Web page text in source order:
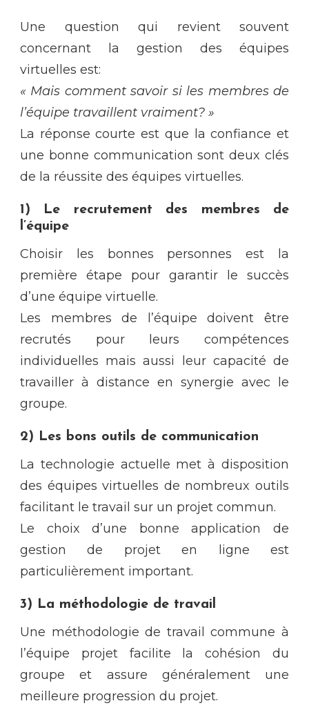
Une question qui revient souvent
concernant la gestion des équipes
virtuelles est:
« Mais comment savoir si les membres de
l’équipe travaillent vraiment? »
La réponse courte est que la confiance et
une bonne communication sont deux clés
de la réussite des équipes virtuelles.
1) Le recrutement des membres de
l’équipe
Choisir les bonnes personnes est la
première étape pour garantir le succès
d’une équipe virtuelle.
Les membres de l’équipe doivent être
recrutés pour leurs compétences
individuelles mais aussi leur capacité de
travailler à distance en synergie avec le
groupe.
2) Les bons outils de communication
La technologie actuelle met à disposition
des équipes virtuelles de nombreux outils
facilitant le travail sur un projet commun.
Le choix d’une bonne application de
gestion de projet en ligne est
particulièrement important.
3) La méthodologie de travail
Une méthodologie de travail commune à
l’équipe projet facilite la cohésion du
groupe et assure généralement une
meilleure progression du projet.